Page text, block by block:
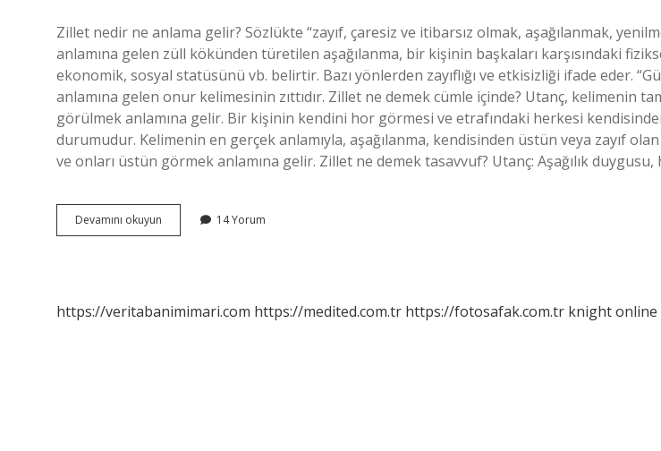
Zillet nedir ne anlama gelir? Sözlükte “zayıf, çaresiz ve itibarsız olmak, aşağılanmak,
anlamına gelen züll kökünden türetilen aşağılanma, bir kişinin başkaları karşısındaki
ekonomik, sosyal statüsünü vb. belirtir. Bazı yönlerden zayıflığı ve etkisizliği ifade eder.
anlamına gelen onur kelimesinin zıttıdır. Zillet ne demek cümle içinde? Utanç, kelimenin
görülmek anlamına gelir. Bir kişinin kendini hor görmesi ve etrafındaki herkesi
durumudur. Kelimenin en gerçek anlamıyla, aşağılanma, kendisinden üstün veya zayıf
ve onları üstün görmek anlamına gelir. Zillet ne demek tasavvuf? Utanç: Aşağılık
Devamını okuyun
Demek
14 Yorum
https://veritabanimimari.com https://medited.com.tr https://fotosafak.com.tr knight online